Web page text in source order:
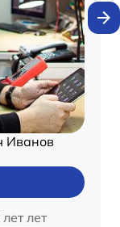
Иванов
лет лет